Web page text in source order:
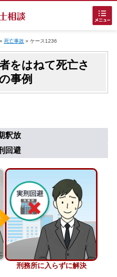
に依頼
したい
» 死亡事故» ケース1236
をはねて死亡さ
事例
釈放
回避
刑務所に入らずに解決